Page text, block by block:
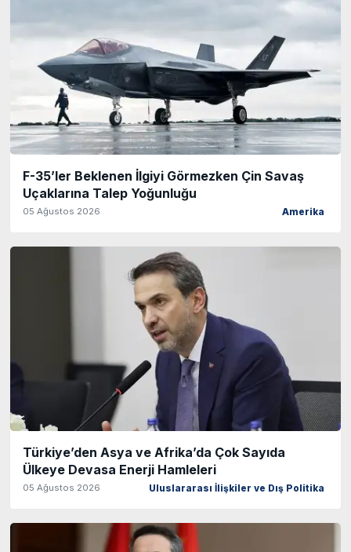
F-35’ler Beklenen İlgiyi Görmezken Çin Savaş
Uçaklarına Talep Yoğunluğu
05 Ağustos 2026 Amerika
Türkiye’den Asya ve Afrika’da Çok Sayıda
Ülkeye Devasa Enerji Hamleleri
05 Ağustos 2026 Uluslararası İlişkiler ve Dış Politika